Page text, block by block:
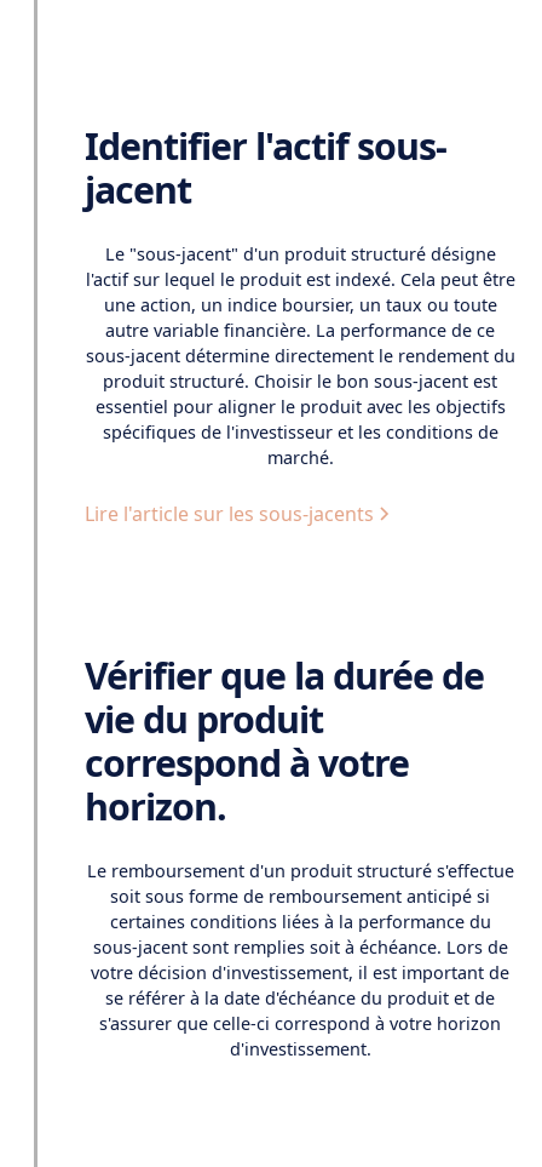
Identifier l'actif sous-
jacent
Le "sous-jacent" d'un produit structuré désigne
l'actif sur lequel le produit est indexé. Cela peut être
une action, un indice boursier, un taux ou toute
autre variable financière. La performance de ce
sous-jacent détermine directement le rendement du
produit structuré. Choisir le bon sous-jacent est
essentiel pour aligner le produit avec les objectifs
spécifiques de l'investisseur et les conditions de
marché.
Lire l'article sur les sous-jacents
Vérifier que la durée de
vie du produit
correspond à votre
horizon.
Le remboursement d'un produit structuré s'effectue
soit sous forme de remboursement anticipé si
certaines conditions liées à la performance du
sous-jacent sont remplies soit à échéance. Lors de
votre décision d'investissement, il est important de
se référer à la date d'échéance du produit et de
s'assurer que celle-ci correspond à votre horizon
d'investissement.